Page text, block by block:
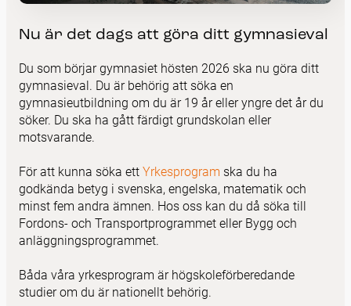
Nu är det dags att göra ditt gymnasieval
Du som börjar gymnasiet hösten 2026 ska nu göra ditt
gymnasieval. Du är behörig att söka en
gymnasieutbildning om du är 19 år eller yngre det år du
söker. Du ska ha gått färdigt grundskolan eller
motsvarande.
För att kunna söka ett Yrkesprogram ska du ha
godkända betyg i svenska, engelska, matematik och
minst fem andra ämnen. Hos oss kan du då söka till
Fordons- och Transportprogrammet eller Bygg och
anläggningsprogrammet.
Båda våra yrkesprogram är högskoleförberedande
studier om du är nationellt behörig.